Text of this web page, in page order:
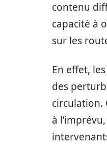
contenu
capacité à
sur les
En effet,
des
circulation.
à